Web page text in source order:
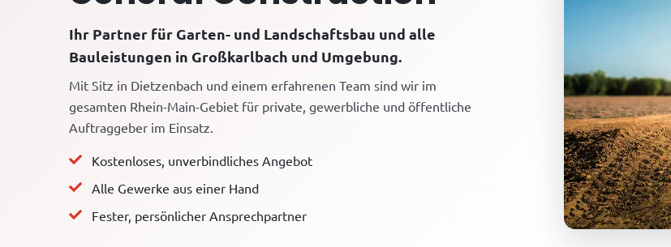
Ihr Partner für Garten- und Landschaftsbau und alle
Bauleistungen in Großkarlbach und Umgebung.
Mit Sitz in Dietzenbach und einem erfahrenen Team sind wir im
gesamten Rhein-Main-Gebiet für private, gewerbliche und öffentliche
Auftraggeber im Einsatz.
Kostenloses, unverbindliches Angebot
Alle Gewerke aus einer Hand
Fester, persönlicher Ansprechpartner